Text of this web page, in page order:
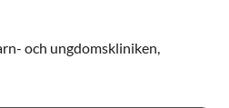
och ungdomskliniken,